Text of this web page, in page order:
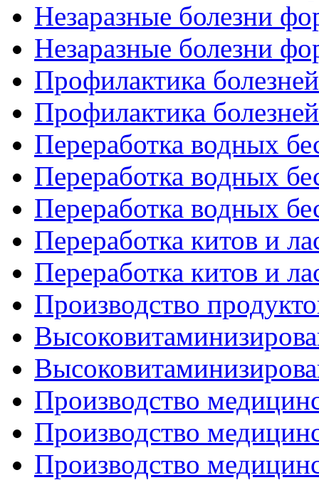
Незаразные болезни
Незаразные болезни
Профилактика
Профилактика
Переработка водных
Переработка водных
Переработка водных
Переработка китов и
Переработка китов и
Производство
Производство
Производство
Производство